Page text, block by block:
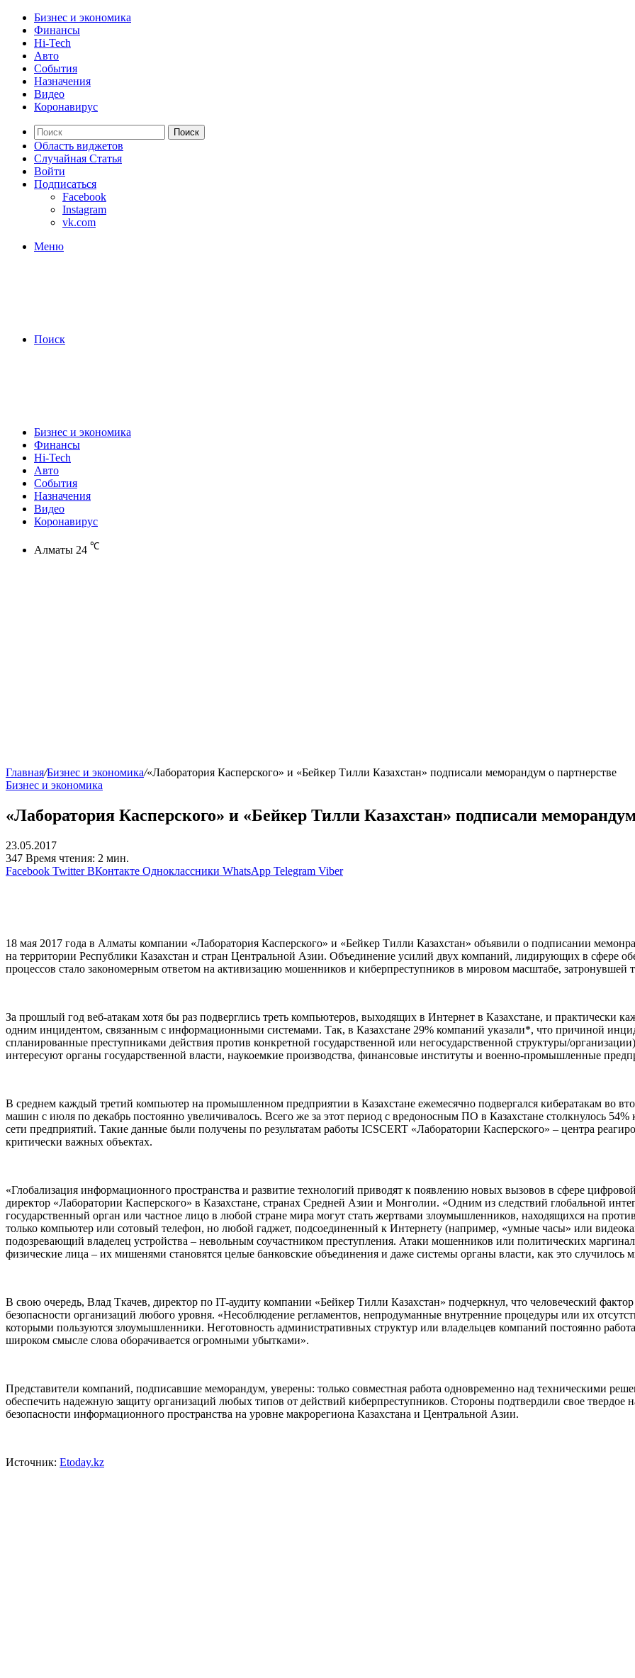
Бизнес и экономика
Финансы
Hi-Tech
Авто
События
Назначения
Видео
Коронавирус
Поиск
Область виджетов
Случайная Статья
Войти
Подписаться
Facebook
Instagram
vk.com
Меню
Поиск
Бизнес и экономика
Финансы
Hi-Tech
Авто
События
Назначения
Видео
Коронавирус
Алматы 24 ℃
Главная/Бизнес и экономика/«Лаборатория Касперского» и «Бейкер Тилли Казахстан» подписали меморандум о партнерстве
Бизнес и экономика
«Лаборатория Касперского» и «Бейкер Тилли Казахстан» подписали
23.05.2017
347 Время чтения: 2 мин.
Facebook Twitter ВКонтакте Одноклассники WhatsApp Telegram Viber
18 мая 2017 года в Алматы компании «Лаборатория Касперского» и «Бейкер Тилли Казахстан» объявили о подписании
на территории Республики Казахстан и стран Центральной Азии. Объединение усилий двух компаний, лидирующих в сфере
процессов стало закономерным ответом на активизацию мошенников и киберпреступников в мировом масштабе, затронувшей
За прошлый год веб-атакам хотя бы раз подверглись треть компьютеров, выходящих в Интернет в Казахстане, и практически
одним инцидентом, связанным с информационными системами. Так, в Казахстане 29% компаний указали*, что причиной
спланированные преступниками действия против конкретной государственной или негосударственной структуры/
интересуют органы государственной власти, наукоемкие производства, финансовые институты и военно-промышленные
В среднем каждый третий компьютер на промышленном предприятии в Казахстане ежемесячно подвергался кибератакам во
машин с июля по декабрь постоянно увеличивалось. Всего же за этот период с вредоносным ПО в Казахстане столкнулось
сети предприятий. Такие данные были получены по результатам работы ICSCERT «Лаборатории Касперского» – центра
критически важных объектах.
«Глобализация информационного пространства и развитие технологий приводят к появлению новых вызовов в сфере
директор «Лаборатории Касперского» в Казахстане, странах Средней Азии и Монголии. «Одним из следствий глобальной
государственный орган или частное лицо в любой стране мира могут стать жертвами злоумышленников, находящихся на
только компьютер или сотовый телефон, но любой гаджет, подсоединенный к Интернету (например, «умные часы» или
подозревающий владелец устройства – невольным соучастником преступления. Атаки мошенников или политических
физические лица – их мишенями становятся целые банковские объединения и даже системы органы власти, как это случилось
В свою очередь, Влад Ткачев, директор по IT-аудиту компании «Бейкер Тилли Казахстан» подчеркнул, что человеческий
безопасности организаций любого уровня. «Несоблюдение регламентов, непродуманные внутренние процедуры или их
которыми пользуются злоумышленники. Неготовность административных структур или владельцев компаний постоянно
широком смысле слова оборачивается огромными убытками».
Представители компаний, подписавшие меморандум, уверены: только совместная работа одновременно над техническими
обеспечить надежную защиту организаций любых типов от действий киберпреступников. Стороны подтвердили свое твердое
безопасности информационного пространства на уровне макрорегиона Казахстана и Центральной Азии.
Источник: Etoday.kz